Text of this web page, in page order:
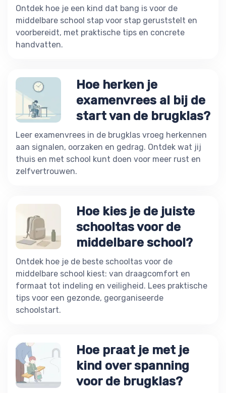
Ontdek hoe je een kind dat bang is voor de
middelbare school stap voor stap geruststelt en
voorbereidt, met praktische tips en concrete
handvatten.
Hoe herken je
examenvrees al bij de
start van de brugklas?
Leer examenvrees in de brugklas vroeg herkennen
aan signalen, oorzaken en gedrag. Ontdek wat jij
thuis en met school kunt doen voor meer rust en
zelfvertrouwen.
Hoe kies je de juiste
schooltas voor de
middelbare school?
Ontdek hoe je de beste schooltas voor de
middelbare school kiest: van draagcomfort en
formaat tot indeling en veiligheid. Lees praktische
tips voor een gezonde, georganiseerde
schoolstart.
Hoe praat je met je
kind over spanning
voor de brugklas?